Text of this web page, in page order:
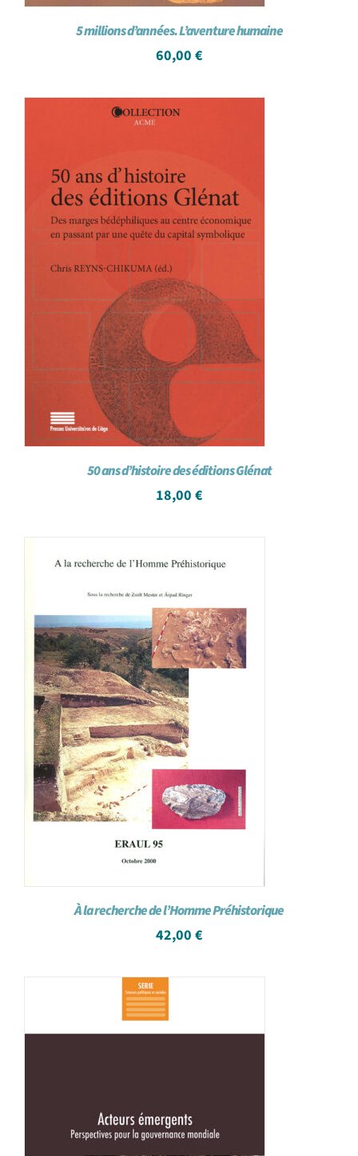
5 millions d’années. L’aventure humaine
60,00 €
50 ans d’histoire des éditions Glénat
18,00 €
À la recherche de l’Homme Préhistorique
42,00 €